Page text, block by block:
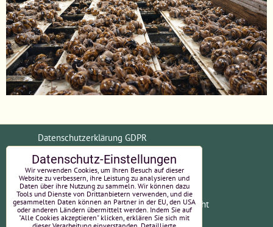
Datenschutzerklärung GDPR
Allgemeine Geschäftsbedingungen (AGB)
Zahlungsinformationen
Widerrufsrecht
Datenschutz-Einstellungen
Wir verwenden Cookies, um Ihren Besuch auf dieser
Website zu verbessern, ihre Leistung zu analysieren und
Daten über ihre Nutzung zu sammeln. Wir können dazu
Tools und Dienste von Drittanbietern verwenden, und die
gesammelten Daten können an Partner in der EU, den USA
oder anderen Ländern übermittelt werden. Indem Sie auf
"Alle Cookies akzeptieren" klicken, erklären Sie sich mit